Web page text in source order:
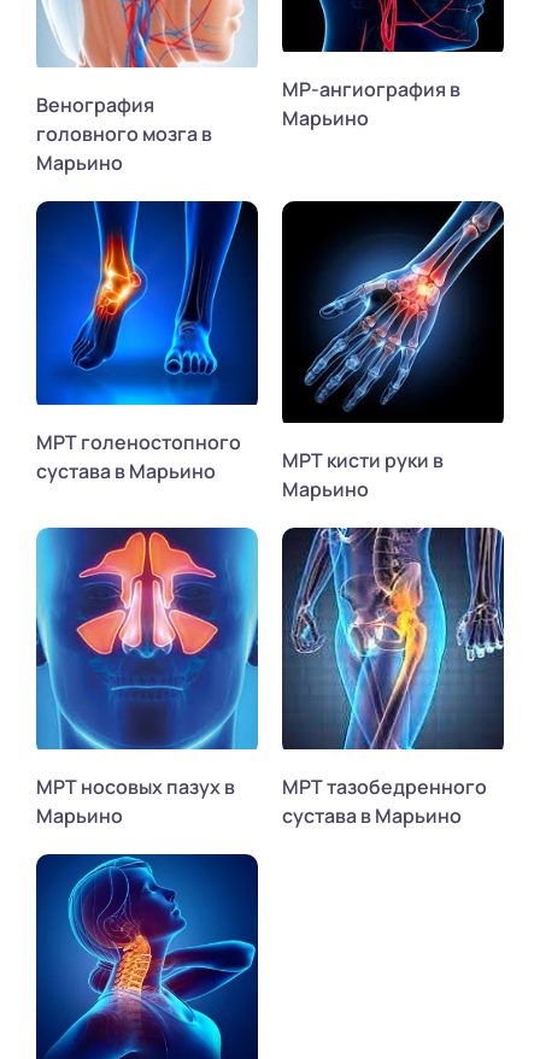
Венография
головного мозга в
Марьино
МР-ангиография в
Марьино
МРТ голеностопного
сустава в Марьино
МРТ кисти руки в
Марьино
МРТ носовых пазух в
Марьино
МРТ тазобедренного
сустава в Марьино